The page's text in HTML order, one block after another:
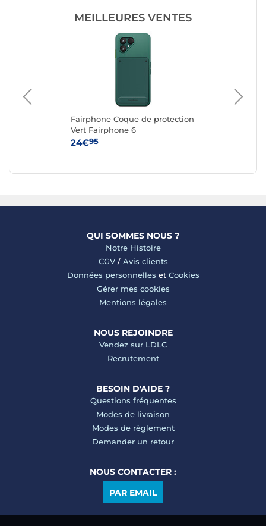
MEILLEURES VENTES
Fairphone Coque de protection
Vert Fairphone 6
24€95
QUI SOMMES NOUS ?
Notre Histoire
CGV/ Avis clients
Données personnelles et Cookies
Gérer mes cookies
Mentions légales
NOUS REJOINDRE
Vendez sur LDLC
Recrutement
BESOIN D'AIDE ?
Questions fréquentes
Modes de livraison
Modes de règlement
Demander un retour
NOUS CONTACTER :
PAR EMAIL